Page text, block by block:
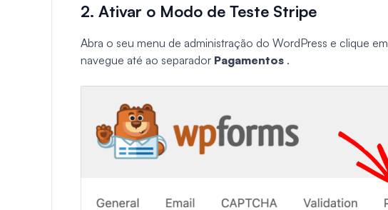
2. Ativar o Modo de Teste Stripe
Abra o seu menu de administração do WordPress e clique em
navegue até ao separador Pagamentos .